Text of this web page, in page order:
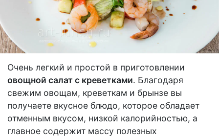
Очень легкий и простой в приготовлении
овощной салат с креветками. Благодаря
свежим овощам, креветкам и брынзе вы
получаете вкусное блюдо, которое обладает
отменным вкусом, низкой калорийностью, а
главное содержит массу полезных